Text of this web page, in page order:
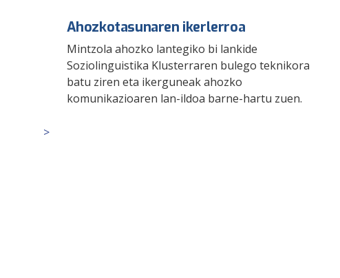
Ahozkotasunaren ikerlerroa
Mintzola ahozko lantegiko bi lankide
Soziolinguistika Klusterraren bulego teknikora
batu ziren eta ikerguneak ahozko
komunikazioaren lan-ildoa barne-hartu zuen.